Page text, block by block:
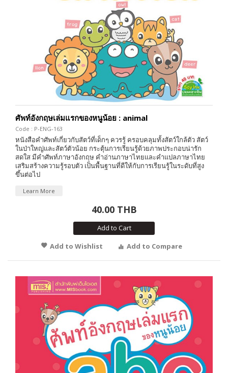
ศัพท์อังกฤษเล่มแรกของหนูน้อย : animal
Code : P-ENG-163
หนังสือคำศัพท์เกี่ยวกับสัตว์ที่เด็กๆ ควรรู้ ครอบคลุมทั้งสัตว์ใกล้ตัว สัตว์
ในป่าใหญ่และสัตว์ตัวน้อย กระตุ้นการเรียนรู้ด้วยภาพประกอบน่ารัก
สดใส มีคำศัพท์ภาษาอังกฤษ คำอ่านภาษาไทยและคำแปลภาษาไทย
เสริมสร้างความรู้รอบตัว เป็นพื้นฐานที่ดีให้กับการเรียนรู้ในระดับที่สูง
ขึ้นต่อไป
Learn More
40.00 THB
Add to Cart
Add to Wishlist
Add to Compare